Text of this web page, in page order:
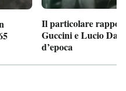
Il particolare
Guccini e Lucio
d’epoca